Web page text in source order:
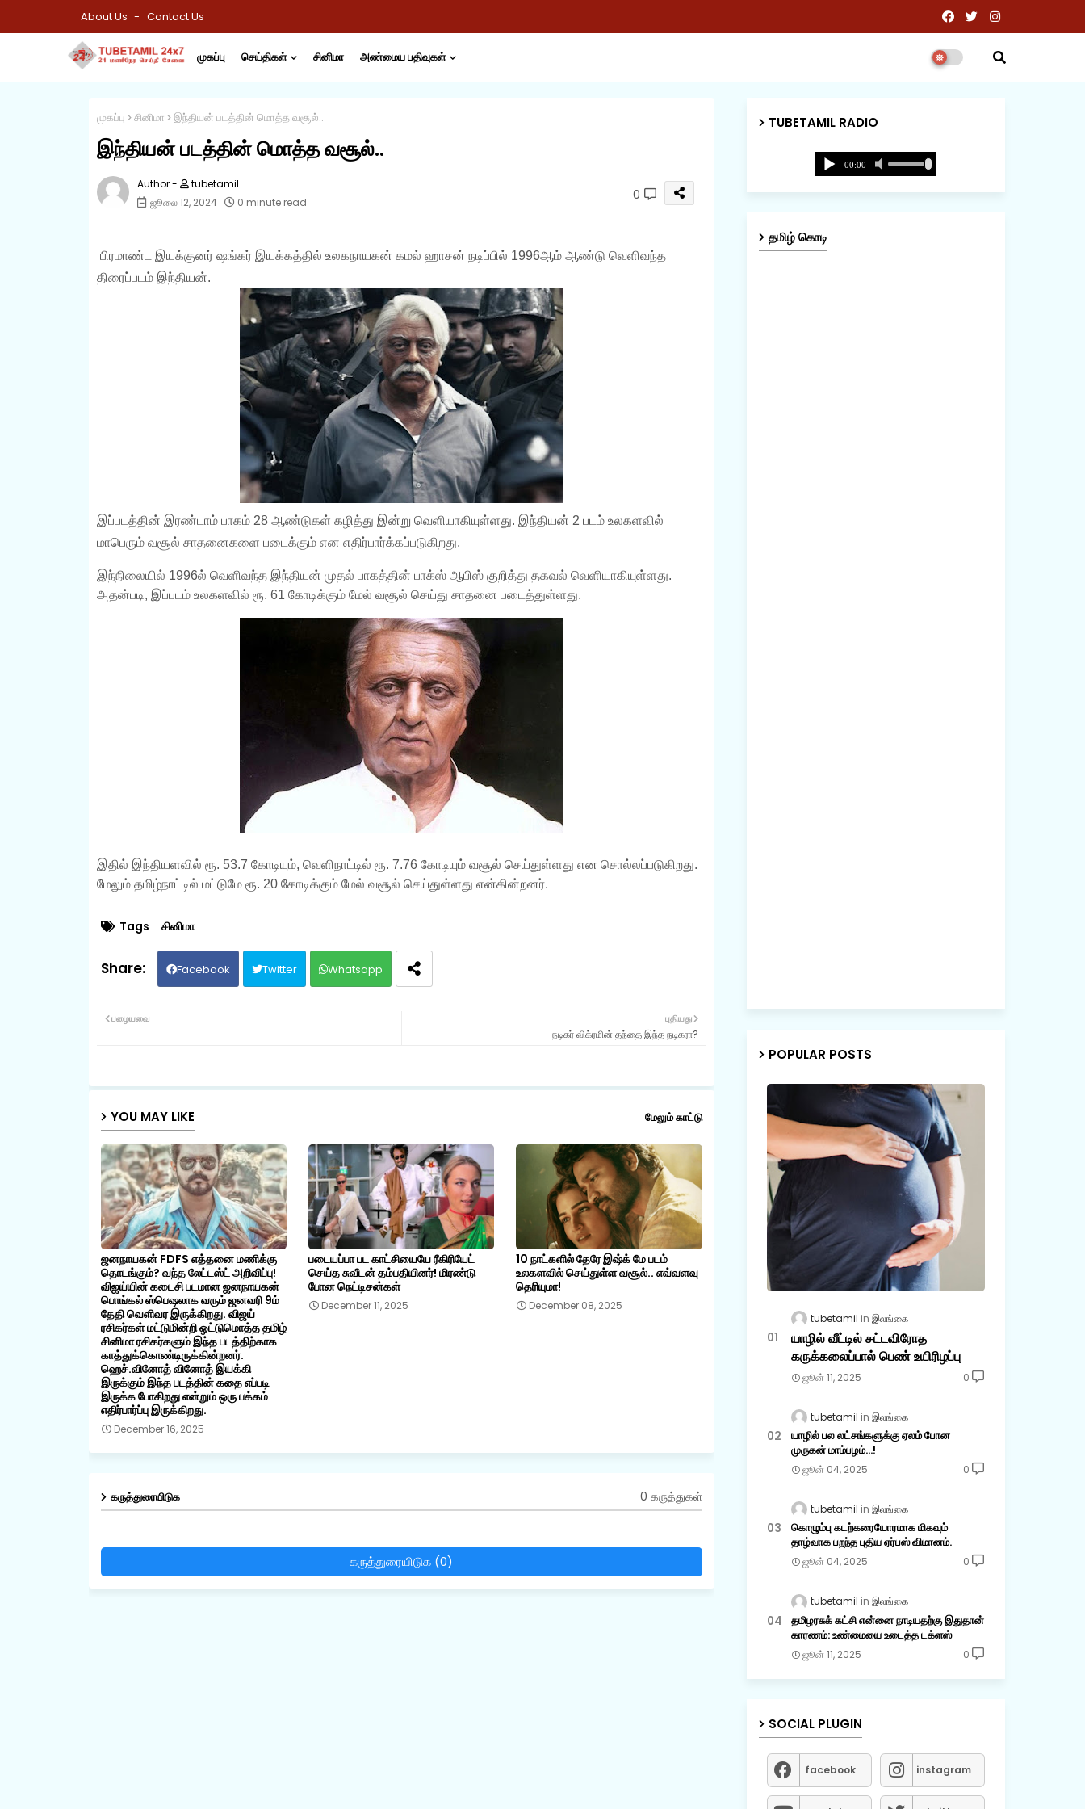
About Us Contact Us
முகப்பு செய்திகள் சினிமா அண்மைய பதிவுகள்
முகப்பு சினிமா இந்தியன் படத்தின் மொத்த வசூல்..
இந்தியன் படத்தின் மொத்த வசூல்..
tubetamil
ஜூலை 12, 2024
0 minute read 0
பிரமாண்ட இயக்குனர் ஷங்கர் இயக்கத்தில் உலகநாயகன் கமல் ஹாசன் நடிப்பில் 1996ஆம் ஆண்டு வெளிவந்த
திரைப்படம் இந்தியன்.
இப்படத்தின் இரண்டாம் பாகம் 28 ஆண்டுகள் கழித்து இன்று வெளியாகியுள்ளது. இந்தியன் 2 படம் உலகளவில்
மாபெரும் வசூல் சாதனைகளை படைக்கும் என எதிர்பார்க்கப்படுகிறது.
இந்நிலையில் 1996ல் வெளிவந்த இந்தியன் முதல் பாகத்தின் பாக்ஸ் ஆபிஸ் குறித்து தகவல் வெளியாகியுள்ளது.
அதன்படி, இப்படம் உலகளவில் ரூ. 61 கோடிக்கும் மேல் வசூல் செய்து சாதனை படைத்துள்ளது.
இதில் இந்தியளவில் ரூ. 53.7 கோடியும், வெளிநாட்டில் ரூ. 7.76 கோடியும் வசூல் செய்துள்ளது என சொல்லப்படுகிறது.
மேலும் தமிழ்நாட்டில் மட்டுமே ரூ. 20 கோடிக்கும் மேல் வசூல் செய்துள்ளது என்கின்றனர்.
Tags சினிமா
Facebook Twitter Whatsapp
புதியது
நடிகர் விக்ரமின் தந்தை இந்த நடிகரா?
பழையவை
YOU MAY LIKE மேலும் காட்டு
ஜனநாயகன் FDFS எத்தனை மணிக்கு
தொடங்கும்? வந்த லேட்டஸ்ட் அறிவிப்பு!
விஜய்யின் கடைசி படமான ஜனநாயகன்
பொங்கல் ஸ்பெஷலாக வரும் ஜனவரி 9ம்
தேதி வெளிவர இருக்கிறது. விஜய்
ரசிகர்கள் மட்டுமின்றி ஒட்டுமொத்த தமிழ்
சினிமா ரசிகர்களும் இந்த படத்திற்காக
காத்துக்கொண்டிருக்கின்றனர்.
ஹெச்.வினோத் வினோத் இயக்கி
இருக்கும் இந்த படத்தின் கதை எப்படி
இருக்க போகிறது என்றும் ஒரு பக்கம்
எதிர்பார்ப்பு இருக்கிறது.
December 16, 2025
படையப்பா பட காட்சியையே ரீகிரியேட்
செய்த சுவீடன் தம்பதியினர்! மிரண்டு
போன நெட்டிசன்கள்
December 11, 2025
10 நாட்களில் தேரே இஷ்க் மே படம்
உலகளவில் செய்துள்ள வசூல்.. எவ்வளவு
தெரியுமா!
December 08, 2025
கருத்துரையிடுக 0 கருத்துகள்
கருத்துரையிடுக (0)
TUBETAMIL RADIO
தமிழ் கொடி
POPULAR POSTS
tubetamil இலங்கை
யாழில் வீட்டில் சட்டவிரோத
கருக்கலைப்பால் பெண் உயிரிழப்பு
ஜூன் 11, 2025 0
tubetamil இலங்கை
யாழில் பல லட்சங்களுக்கு ஏலம் போன
முருகன் மாம்பழம்...!
ஜூன் 04, 2025 0
tubetamil இலங்கை
கொழும்பு கடற்கரையோரமாக மிகவும்
தாழ்வாக பறந்த புதிய ஏர்பஸ் விமானம்.
ஜூன் 04, 2025 0
tubetamil இலங்கை
தமிழரசுக் கட்சி என்னை நாடியதற்கு இதுதான்
காரணம்: உண்மையை உடைத்த டக்ளஸ்
ஜூன் 11, 2025 0
SOCIAL PLUGIN
facebook instagram